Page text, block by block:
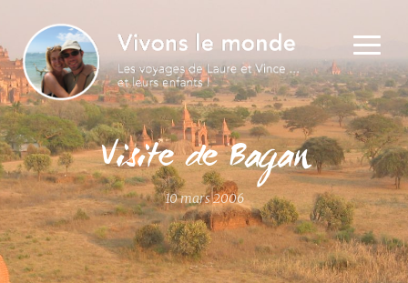
Visite de Bagan
10 mars 2006